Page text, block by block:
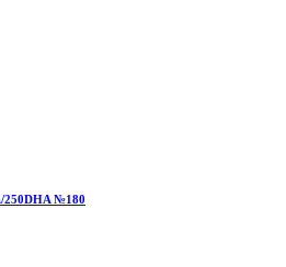
250DHA №180